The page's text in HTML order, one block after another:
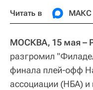
Читать в МАКС
МОСКВА, 15 мая –
разгромил
финала плей-офф
ассоциации (НБА)